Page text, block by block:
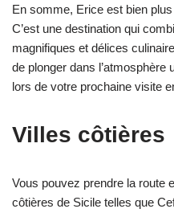
En somme, Erice est bien
C’est une destination qui
magnifiques et délices
de plonger dans l’atmosphère
lors de votre prochaine visite
Villes côtières
Vous pouvez prendre la route
côtières de Sicile telles que